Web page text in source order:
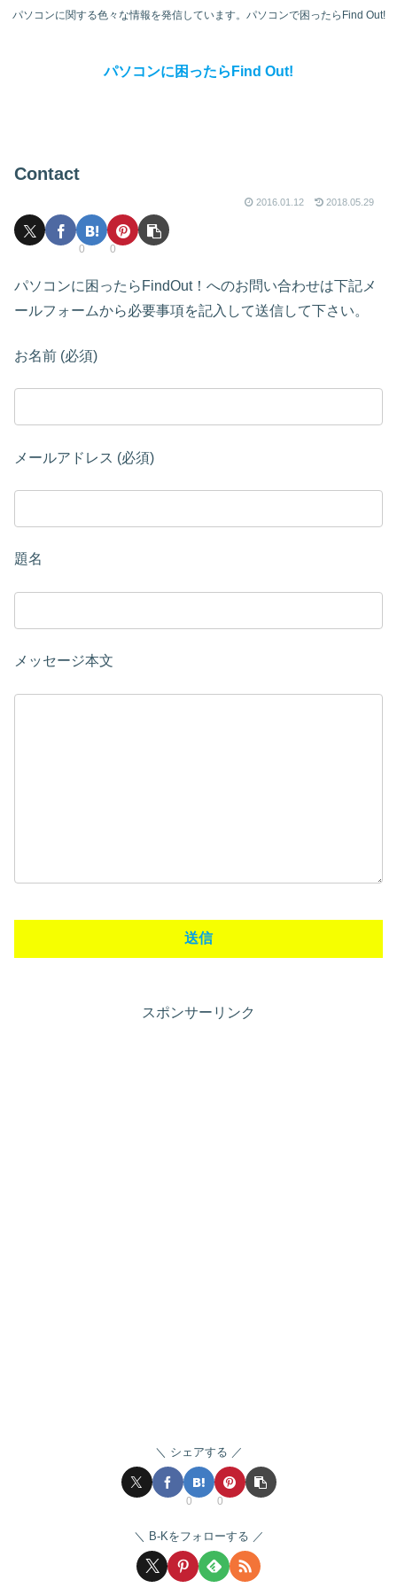
パソコンに関する色々な情報を発信しています。パソコンで困ったらFind Out!
パソコンに困ったらFind Out!
Contact
2016.01.12 2018.05.29
0 0
パソコンに困ったらFindOut！へのお問い合わせは下記メ
ールフォームから必要事項を記入して送信して下さい。
お名前 (必須)
メールアドレス (必須)
題名
メッセージ本文
スポンサーリンク
シェアする
0 0
B-Kをフォローする